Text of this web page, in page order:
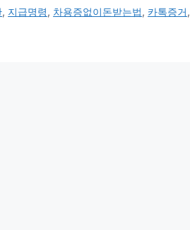
, 지급명령, 차용증없이돈받는법, 카톡증거,